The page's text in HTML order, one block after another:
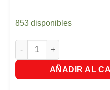
853 disponibles
Ensure Liquido Sabor a
AÑADIR AL